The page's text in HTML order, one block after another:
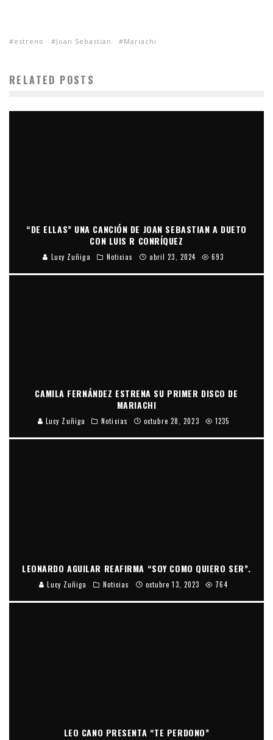
estreno Joan Sebastian Mariachi
RELATED POSTS
“DE ELLAS” UNA CANCIÓN DE JOAN SEBASTIAN A DUETO
CON LUIS R CONRÍQUEZ
Lucy Zuñiga Noticias abril 23, 2024 693
CAMILA FERNÁNDEZ ESTRENA SU PRIMER DISCO DE
MARIACHI
Lucy Zuñiga Noticias octubre 28, 2023 1235
LEONARDO AGUILAR REAFIRMA “SOY COMO QUIERO SER”.
Lucy Zuñiga Noticias octubre 13, 2023 764
LEO CANO PRESENTA “TE PERDONO”